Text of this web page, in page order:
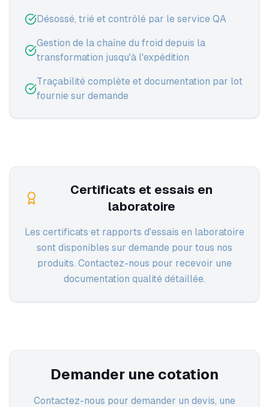
Désossé, trié et contrôlé par le service QA
Gestion de la chaîne du froid depuis la
transformation jusqu'à l'expédition
Traçabilité complète et documentation par lot
fournie sur demande
Certificats et essais en
laboratoire
Les certificats et rapports d'essais en laboratoire
sont disponibles sur demande pour tous nos
produits. Contactez-nous pour recevoir une
documentation qualité détaillée.
Demander une cotation
Contactez-nous pour demander un devis, une